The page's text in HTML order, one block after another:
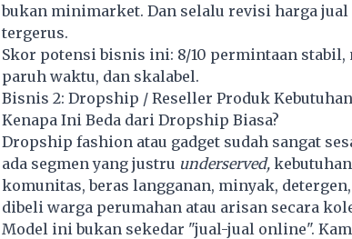
bukan minimarket. Dan selalu revisi harga
tergerus.
Skor potensi bisnis ini: 8/10 permintaan
paruh waktu, dan skalabel.
Bisnis 2: Dropship / Reseller Produk
Kenapa Ini Beda dari Dropship Biasa?
Dropship fashion atau gadget sudah sangat
ada segmen yang justru underserved,
komunitas, beras langganan, minyak,
dibeli warga perumahan atau arisan secara
Model ini bukan sekedar "jual-jual online".